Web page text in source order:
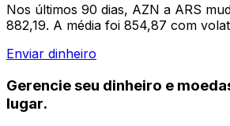
Nos últimos 90 dias, AZN a ARS
882,19. A média foi 854,87 com
Enviar dinheiro
Gerencie seu dinheiro e
lugar.